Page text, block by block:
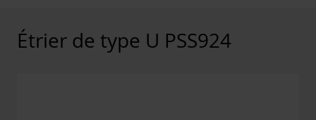
Étrier de type U PSS924